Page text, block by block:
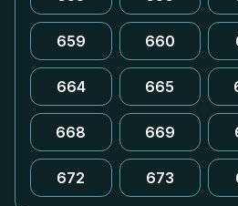
659 660
664 665
668 669
672 673